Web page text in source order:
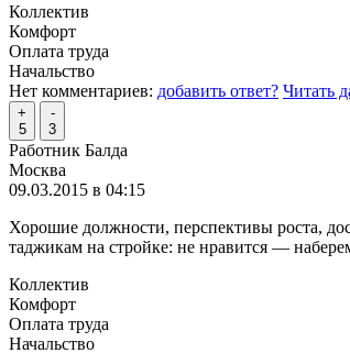
Коллектив
Комфорт
Оплата труда
Начальство
Нет комментариев: добавить ответ? Читать
+
5
-
3
Работник Балда
Москва
09.03.2015 в 04:15
Хорошие должности, перспективы роста,
таджикам на стройке: не нравится —
Коллектив
Комфорт
Оплата труда
Начальство